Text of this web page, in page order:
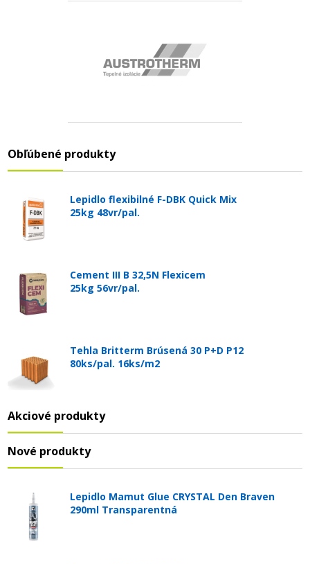
Obľúbené produkty
Lepidlo flexibilné F-DBK Quick Mix
25kg 48vr/pal.
Cement III B 32,5N Flexicem
25kg 56vr/pal.
Tehla Britterm Brúsená 30 P+D P12
80ks/pal. 16ks/m2
Akciové produkty
Nové produkty
Lepidlo Mamut Glue CRYSTAL Den Braven
290ml Transparentná